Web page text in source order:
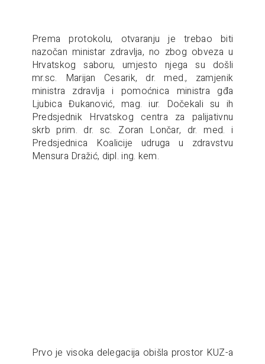
Prema protokolu, otvaranju je trebao biti
nazočan ministar zdravlja, no zbog obveza u
Hrvatskog saboru, umjesto njega su došli
mr.sc. Marijan Cesarik, dr. med., zamjenik
ministra zdravlja i pomoćnica ministra gđa
Ljubica Đukanović, mag. iur. Dočekali su ih
Predsjednik Hrvatskog centra za palijativnu
skrb prim. dr. sc. Zoran Lončar, dr. med. i
Predsjednica Koalicije udruga u zdravstvu
Mensura Dražić, dipl. ing. kem.
Prvo je visoka delegacija obišla prostor KUZ-a